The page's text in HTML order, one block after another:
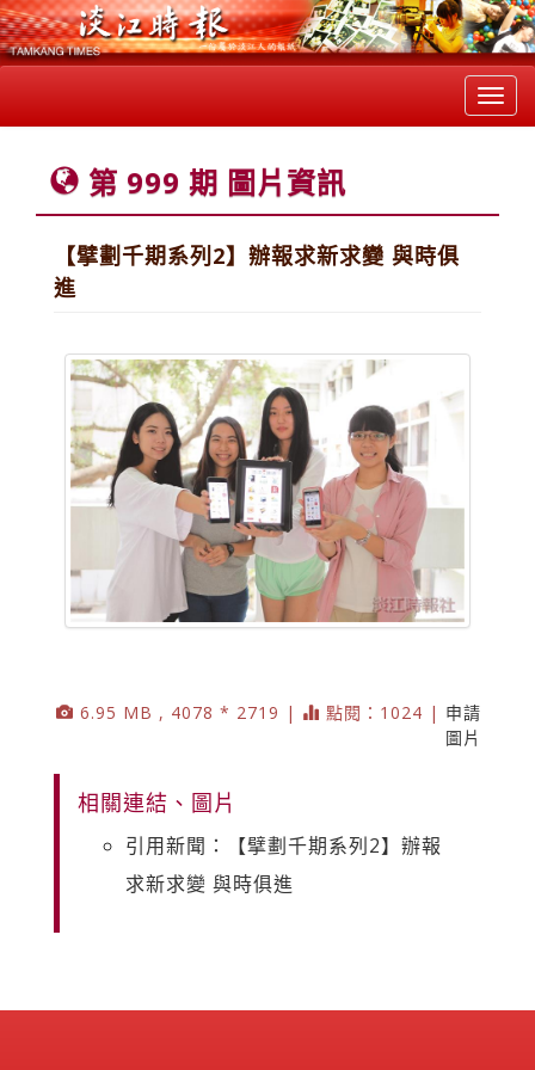
第 999 期 圖片資訊
【擘劃千期系列2】辦報求新求變 與時俱
進
6.95 MB , 4078 * 2719 | 點閱：1024 | 申請
圖片
相關連結、圖片
引用新聞：【擘劃千期系列2】辦報
求新求變 與時俱進